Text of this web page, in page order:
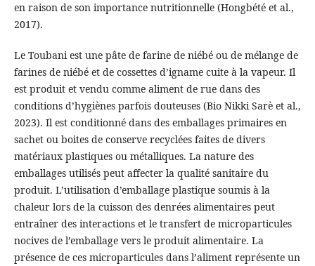
en raison de son importance nutritionnelle (Hongbété et al.,
2017).
Le Toubani est une pâte de farine de niébé ou de mélange de
farines de niébé et de cossettes d’igname cuite à la vapeur. Il
est produit et vendu comme aliment de rue dans des
conditions d’hygiènes parfois douteuses (Bio Nikki Sarè et al.,
2023). Il est conditionné dans des emballages primaires en
sachet ou boites de conserve recyclées faites de divers
matériaux plastiques ou métalliques. La nature des
emballages utilisés peut affecter la qualité sanitaire du
produit. L’utilisation d’emballage plastique soumis à la
chaleur lors de la cuisson des denrées alimentaires peut
entraîner des interactions et le transfert de microparticules
nocives de l’emballage vers le produit alimentaire. La
présence de ces microparticules dans l’aliment représente un